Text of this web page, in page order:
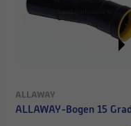
ALLAWAY
ALLAWAY-Bogen 15